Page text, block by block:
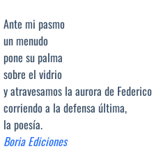
Ante mi pasmo
un menudo
pone su palma
sobre el vidrio
y atravesamos la aurora de Federico
corriendo a la defensa última,
la poesía.
Boria Ediciones